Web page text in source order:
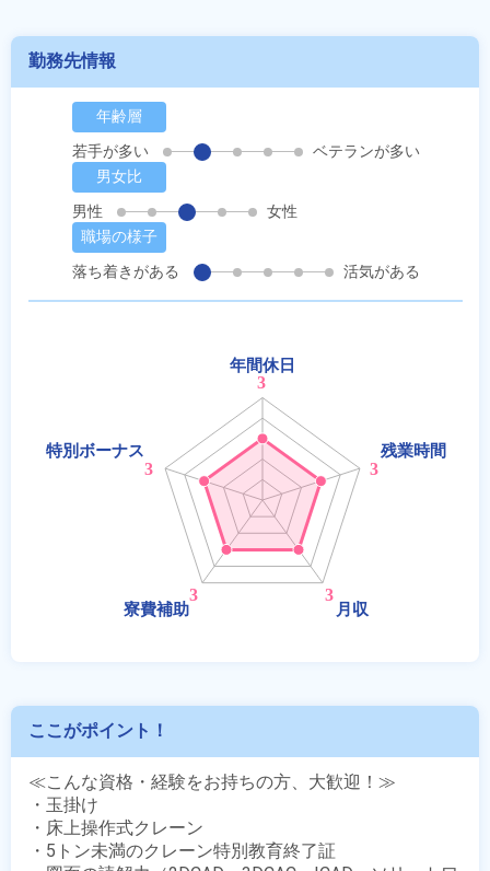
勤務先情報
年齢層
若手が多い
ベテランが多い
男女比
男性
女性
職場の様子
落ち着きがある
活気がある
ここがポイント！
≪こんな資格・経験をお持ちの方、大歓迎！≫
・玉掛け
・床上操作式クレーン
・5トン未満のクレーン特別教育終了証